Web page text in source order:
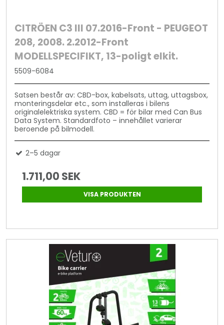
CITRÖEN C3 III 07.2016-Front - PEUGEOT
208, 2008. 2.2012-Front
MODELLSPECIFIKT, 13-poligt elkit.
5509-6084
Satsen består av: CBD-box, kabelsats, uttag, uttagsbox,
monteringsdelar etc., som installeras i bilens
originalelektriska system. CBD = för bilar med Can Bus
Data System. Standardfoto – innehållet varierar
beroende på bilmodell.
2–5 dagar
1.711,00 SEK
VISA PRODUKTEN